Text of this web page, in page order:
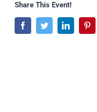
Share This Event!
FacebookTwitterLinkedIn